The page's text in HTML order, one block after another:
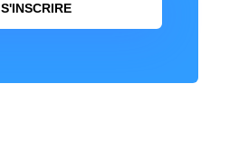
S'INSCRIRE